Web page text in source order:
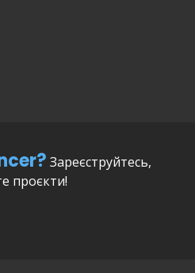
Зареєструйтесь,
проєкти!